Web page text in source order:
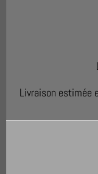
Livraison estimée